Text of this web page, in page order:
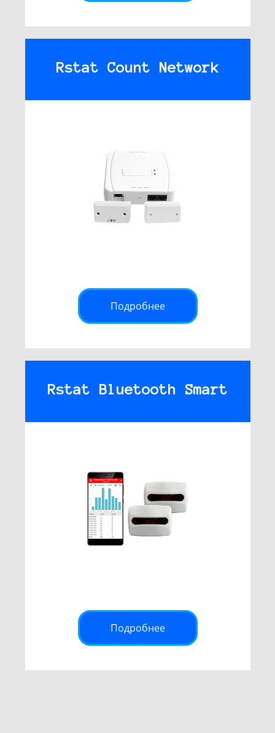
Rstat Count Network
Подробнее
Rstat Bluetooth Smart
Подробнее